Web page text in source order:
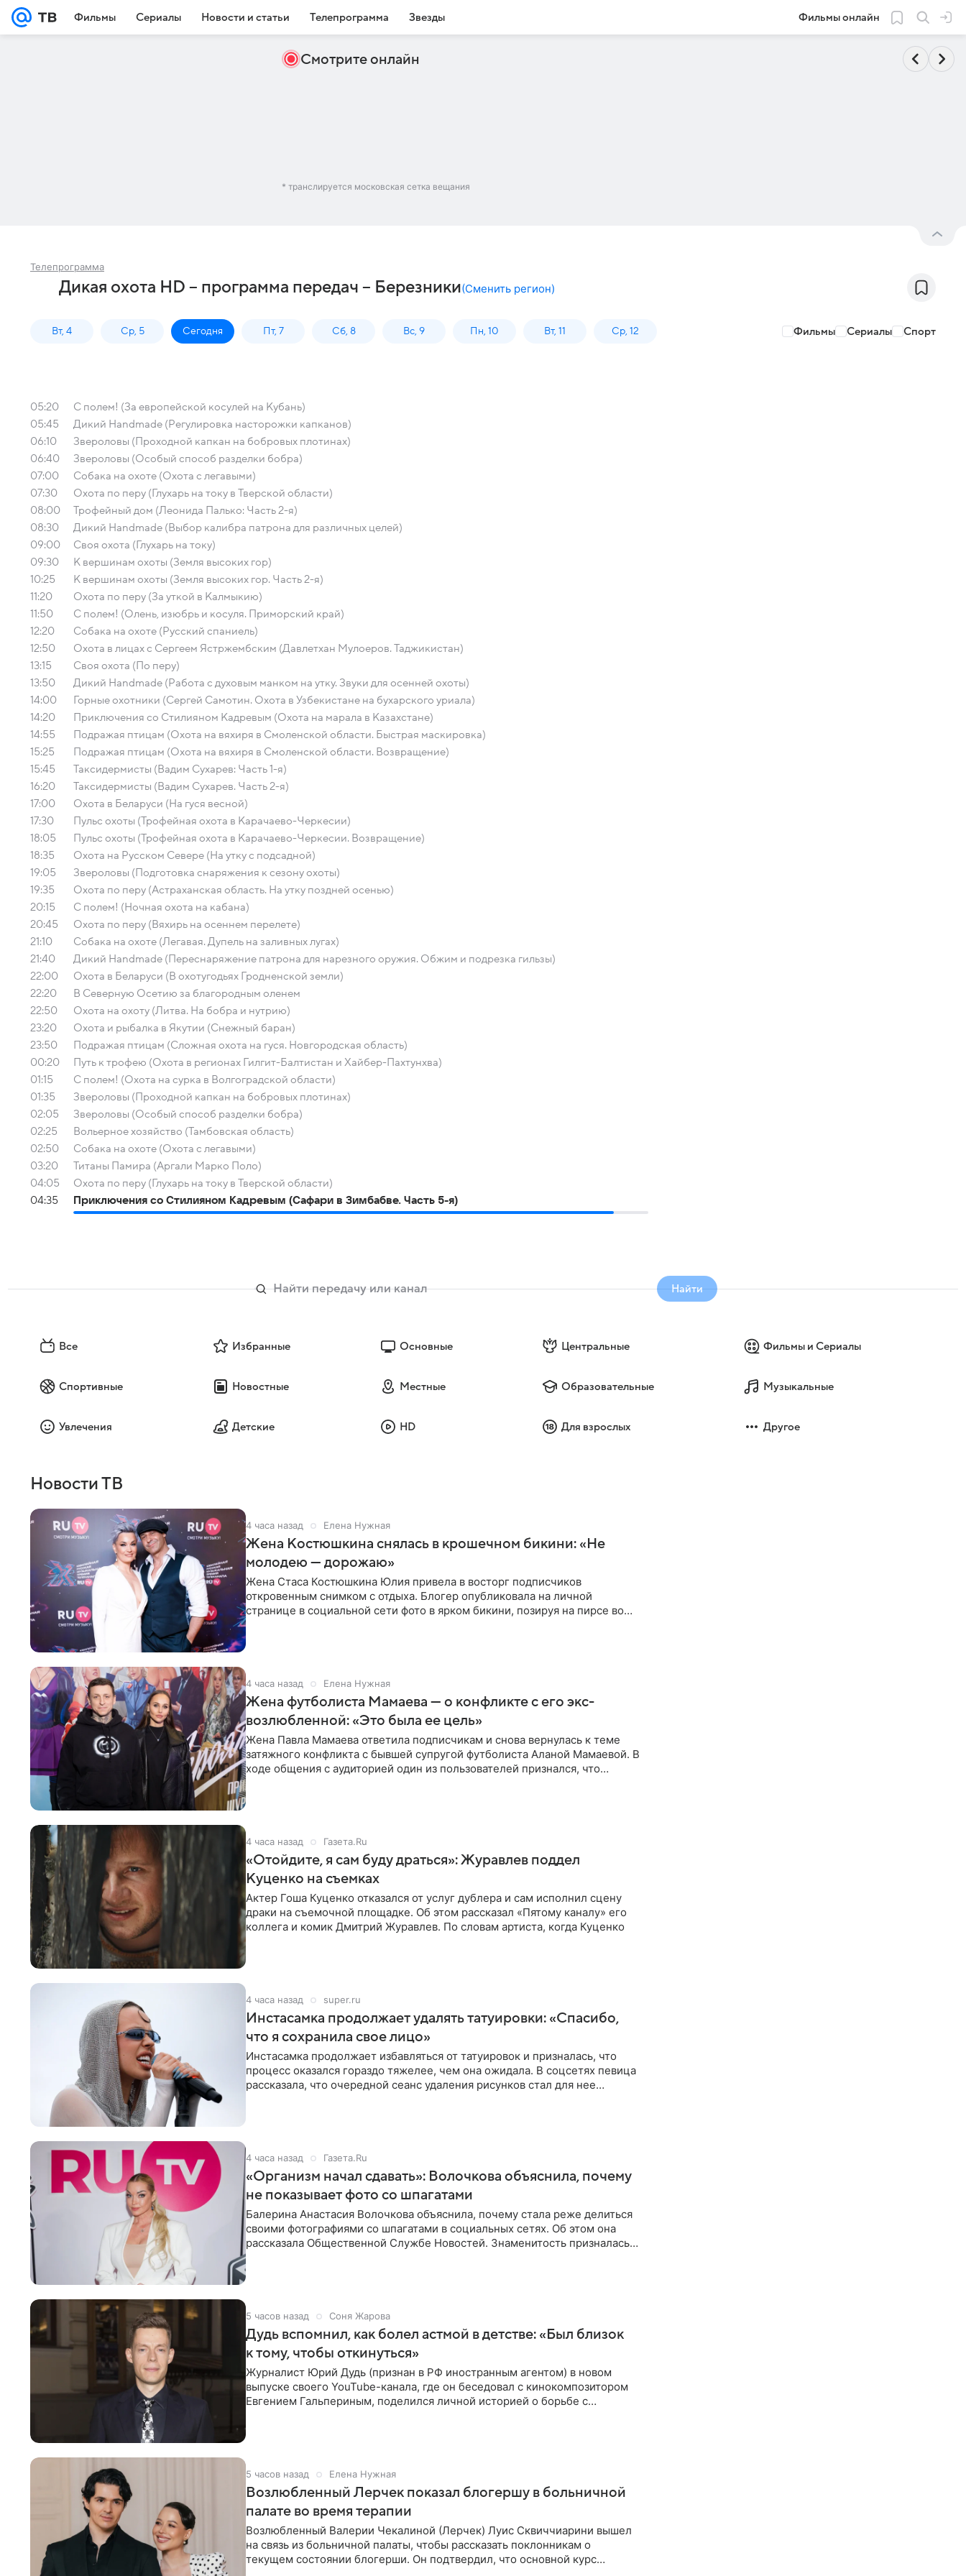
Фильмы Сериалы Новости и статьи Телепрограмма Звезды Фильмы онлайн
Смотрите онлайн
* транслируется московская сетка вещания
Телепрограмма
Дикая охота HD – программа передач – Березники(Сменить регион)
Вт, 4 Ср, 5 Сегодня Пт, 7 Сб, 8 Вс, 9 Пн, 10 Вт, 11 Ср, 12 Фильмы Сериалы Спорт
05:20
С полем! (За европейской косулей на Кубань)
05:45
Дикий Handmade (Регулировка насторожки капканов)
06:10
Звероловы (Проходной капкан на бобровых плотинах)
06:40
Звероловы (Особый способ разделки бобра)
07:00
Собака на охоте (Охота с легавыми)
07:30
Охота по перу (Глухарь на току в Тверской области)
08:00
Трофейный дом (Леонида Палько: Часть 2-я)
08:30
Дикий Handmade (Выбор калибра патрона для различных целей)
09:00
Своя охота (Глухарь на току)
09:30
К вершинам охоты (Земля высоких гор)
10:25
К вершинам охоты (Земля высоких гор. Часть 2-я)
11:20
Охота по перу (За уткой в Калмыкию)
11:50
С полем! (Олень, изюбрь и косуля. Приморский край)
12:20
Собака на охоте (Русский спаниель)
12:50
Охота в лицах с Сергеем Ястржембским (Давлетхан Мулоеров. Таджикистан)
13:15
Своя охота (По перу)
13:50
Дикий Handmade (Работа с духовым манком на утку. Звуки для осенней охоты)
14:00
Горные охотники (Сергей Самотин. Охота в Узбекистане на бухарского уриала)
14:20
Приключения со Стилияном Кадревым (Охота на марала в Казахстане)
14:55
Подражая птицам (Охота на вяхиря в Смоленской области. Быстрая маскировка)
15:25
Подражая птицам (Охота на вяхиря в Смоленской области. Возвращение)
15:45
Таксидермисты (Вадим Сухарев: Часть 1-я)
16:20
Таксидермисты (Вадим Сухарев. Часть 2-я)
17:00
Охота в Беларуси (На гуся весной)
17:30
Пульс охоты (Трофейная охота в Карачаево-Черкесии)
18:05
Пульс охоты (Трофейная охота в Карачаево-Черкесии. Возвращение)
18:35
Охота на Русском Севере (На утку с подсадной)
19:05
Звероловы (Подготовка снаряжения к сезону охоты)
19:35
Охота по перу (Астраханская область. На утку поздней осенью)
20:15
С полем! (Ночная охота на кабана)
20:45
Охота по перу (Вяхирь на осеннем перелете)
21:10
Собака на охоте (Легавая. Дупель на заливных лугах)
21:40
Дикий Handmade (Переснаряжение патрона для нарезного оружия. Обжим и подрезка гильзы)
22:00
Охота в Беларуси (В охотугодьях Гродненской земли)
22:20
В Северную Осетию за благородным оленем
22:50
Охота на охоту (Литва. На бобра и нутрию)
23:20
Охота и рыбалка в Якутии (Снежный баран)
23:50
Подражая птицам (Сложная охота на гуся. Новгородская область)
00:20
Путь к трофею (Охота в регионах Гилгит-Балтистан и Хайбер-Пахтунхва)
01:15
С полем! (Охота на сурка в Волгоградской области)
01:35
Звероловы (Проходной капкан на бобровых плотинах)
02:05
Звероловы (Особый способ разделки бобра)
02:25
Вольерное хозяйство (Тамбовская область)
02:50
Собака на охоте (Охота с легавыми)
03:20
Титаны Памира (Аргали Марко Поло)
04:05
Охота по перу (Глухарь на току в Тверской области)
04:35
Приключения со Стилияном Кадревым (Сафари в Зимбабве. Часть 5-я)
Найти
Все Избранные Основные Центральные Фильмы и Сериалы
Спортивные Новостные Местные Образовательные Музыкальные
Увлечения Детские HD Для взрослых Другое
Новости ТВ
4 часа назад Елена Нужная
Жена Костюшкина снялась в крошечном бикини: «Не
молодею — дорожаю»
Жена Стаса Костюшкина Юлия привела в восторг подписчиков
откровенным снимком с отдыха. Блогер опубликовала на личной
странице в социальной сети фото в ярком бикини, позируя на пирсе во
4 часа назад Елена Нужная
Жена футболиста Мамаева — о конфликте с его экс-
возлюбленной: «Это была ее цель»
Жена Павла Мамаева ответила подписчикам и снова вернулась к теме
затяжного конфликта с бывшей супругой футболиста Аланой Мамаевой. В
ходе общения с аудиторией один из пользователей признался, что
4 часа назад Газета.Ru
«Отойдите, я сам буду драться»: Журавлев поддел
Куценко на съемках
Актер Гоша Куценко отказался от услуг дублера и сам исполнил сцену
драки на съемочной площадке. Об этом рассказал «Пятому каналу» его
коллега и комик Дмитрий Журавлев. По словам артиста, когда Куценко
4 часа назад super.ru
Инстасамка продолжает удалять татуировки: «Спасибо,
что я сохранила свое лицо»
Инстасамка продолжает избавляться от татуировок и призналась, что
процесс оказался гораздо тяжелее, чем она ожидала. В соцсетях певица
рассказала, что очередной сеанс удаления рисунков стал для нее
4 часа назад Газета.Ru
«Организм начал сдавать»: Волочкова объяснила, почему
не показывает фото со шпагатами
Балерина Анастасия Волочкова объяснила, почему стала реже делиться
своими фотографиями со шпагатами в социальных сетях. Об этом она
рассказала Общественной Службе Новостей. Знаменитость призналась,
5 часов назад Соня Жарова
Дудь вспомнил, как болел астмой в детстве: «Был близок
к тому, чтобы откинуться»
Журналист Юрий Дудь (признан в РФ иностранным агентом) в новом
выпуске своего YouTube-канала, где он беседовал с кинокомпозитором
Евгением Гальпериным, поделился личной историей о борьбе с
5 часов назад Елена Нужная
Возлюбленный Лерчек показал блогершу в больничной
палате во время терапии
Возлюбленный Валерии Чекалиной (Лерчек) Луис Сквиччиарини вышел
на связь из больничной палаты, чтобы рассказать поклонникам о
текущем состоянии блогерши. Он подтвердил, что основной курс